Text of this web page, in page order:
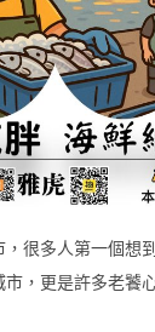
很多人第一個想
，更是許多老饕